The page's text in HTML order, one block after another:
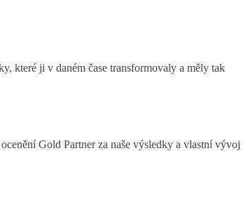
které ji v daném čase transformovaly a měly tak
Gold Partner za naše výsledky a vlastní vývoj